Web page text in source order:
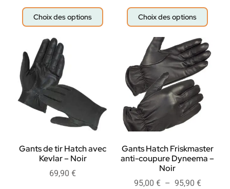
Choix des options Choix des options
Gants de tir Hatch avec
Kevlar – Noir
69,90 €
Gants Hatch Friskmaster
anti-coupure Dyneema –
Noir
95,00 € – 95,90 €